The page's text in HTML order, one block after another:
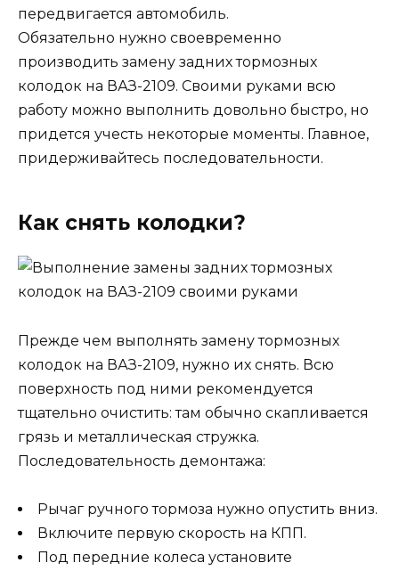
передвигается автомобиль.
Обязательно нужно своевременно
производить замену задних тормозных
колодок на ВАЗ-2109. Своими руками всю
работу можно выполнить довольно быстро, но
придется учесть некоторые моменты. Главное,
придерживайтесь последовательности.
Как снять колодки?
Прежде чем выполнять замену тормозных
колодок на ВАЗ-2109, нужно их снять. Всю
поверхность под ними рекомендуется
тщательно очистить: там обычно скапливается
грязь и металлическая стружка.
Последовательность демонтажа:
Рычаг ручного тормоза нужно опустить вниз.
Включите первую скорость на КПП.
Под передние колеса установите